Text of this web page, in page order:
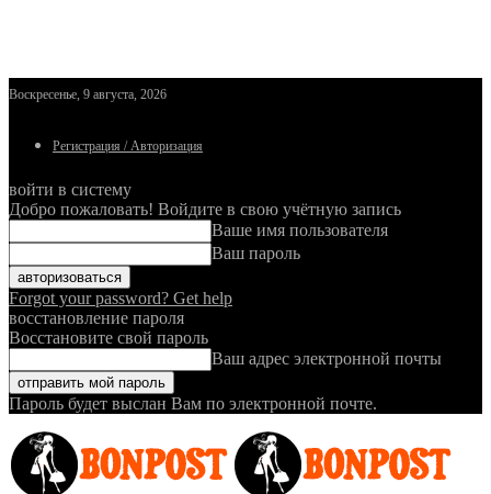
Воскресенье, 9 августа, 2026
Регистрация / Авторизация
войти в систему
Добро пожаловать! Войдите в свою учётную запись
Ваше имя пользователя
Ваш пароль
Forgot your password? Get help
восстановление пароля
Восстановите свой пароль
Ваш адрес электронной почты
Пароль будет выслан Вам по электронной почте.